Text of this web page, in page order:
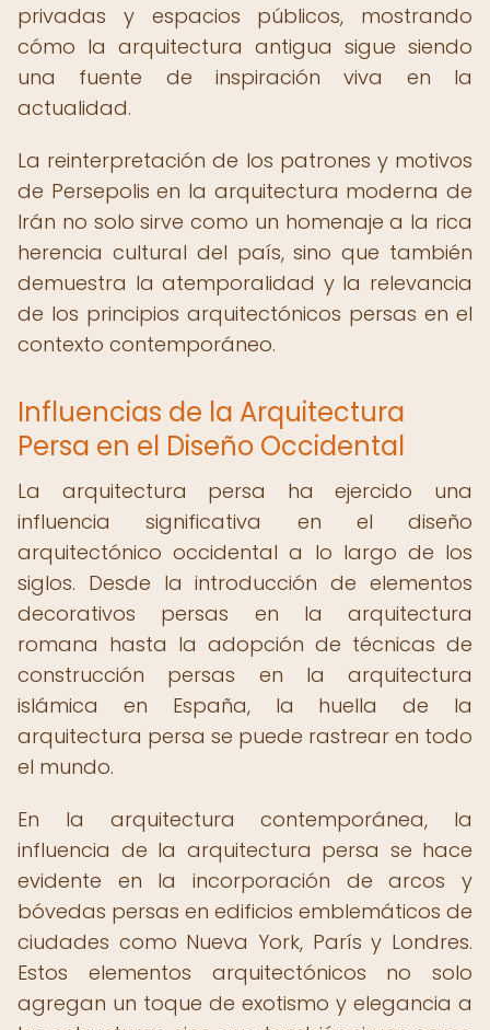
privadas y espacios públicos, mostrando
cómo la arquitectura antigua sigue siendo
una fuente de inspiración viva en la
actualidad.
La reinterpretación de los patrones y motivos
de Persepolis en la arquitectura moderna de
Irán no solo sirve como un homenaje a la rica
herencia cultural del país, sino que también
demuestra la atemporalidad y la relevancia
de los principios arquitectónicos persas en el
contexto contemporáneo.
Influencias de la Arquitectura
Persa en el Diseño Occidental
La arquitectura persa ha ejercido una
influencia significativa en el diseño
arquitectónico occidental a lo largo de los
siglos. Desde la introducción de elementos
decorativos persas en la arquitectura
romana hasta la adopción de técnicas de
construcción persas en la arquitectura
islámica en España, la huella de la
arquitectura persa se puede rastrear en todo
el mundo.
En la arquitectura contemporánea, la
influencia de la arquitectura persa se hace
evidente en la incorporación de arcos y
bóvedas persas en edificios emblemáticos de
ciudades como Nueva York, París y Londres.
Estos elementos arquitectónicos no solo
agregan un toque de exotismo y elegancia a